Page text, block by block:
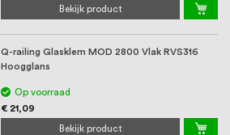
Bekijk product
Q-railing Glasklem MOD 2800 Vlak RVS316
Hoogglans
Op voorraad
€ 21,09
Bekijk product